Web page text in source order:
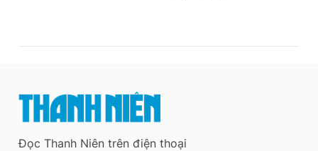
Đọc Thanh Niên trên điện thoại